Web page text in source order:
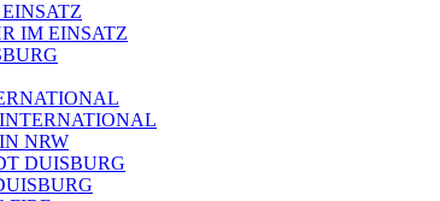
IM EINSATZ
NRW
DUISBURG